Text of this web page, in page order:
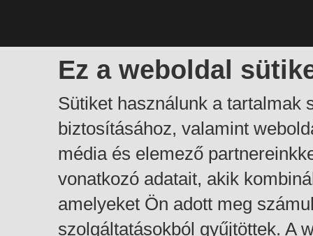
Ez a weboldal
Sütiket használunk a tartalmak
biztosításához, valamint
média és elemező
vonatkozó adatait, akik
amelyeket Ön adott meg
szolgáltatásokból gyűjtöttek. A